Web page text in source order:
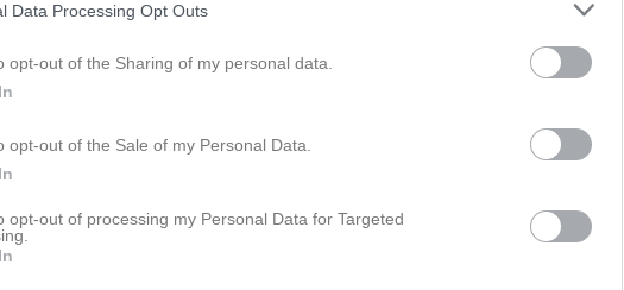
Data Processing Opt Outs
opt-out of the Sharing of my personal data.
opt-out of the Sale of my Personal Data.
opt-out of processing my Personal Data for Targeted
kropp stopp, men din hjärna hjälper dig att kämpa på. Sen säger din hjärna stopp, men
motto är "Osu no seishin" som kan översättas med: "viljan att uthärda under press"